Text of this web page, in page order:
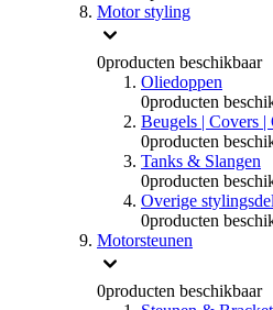
Motor styling
0producten beschikbaar
Oliedoppen
0producten
Beugels | Covers |
0producten
Tanks & Slangen
0producten
Overige
0producten
Motorsteunen
0producten beschikbaar